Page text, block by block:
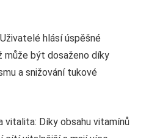
hlásí úspěšné
může být dosaženo díky
a snižování tukové
vitalita: Díky obsahu vitamínů